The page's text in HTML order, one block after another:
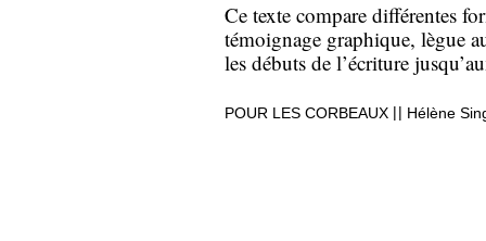
Ce texte compare différentes
témoignage graphique, lègue
les débuts de l’écriture
POUR LES CORBEAUX || Hélène